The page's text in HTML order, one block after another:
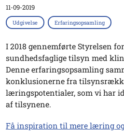
11-09-2019
Udgivelse Erfaringsopsamling
I 2018 gennemførte Styrelsen
sundhedsfaglige tilsyn med
Denne erfaringsopsamling
konklusionerne fra
læringspotentialer, som vi har
af tilsynene.
Få inspiration til mere læring